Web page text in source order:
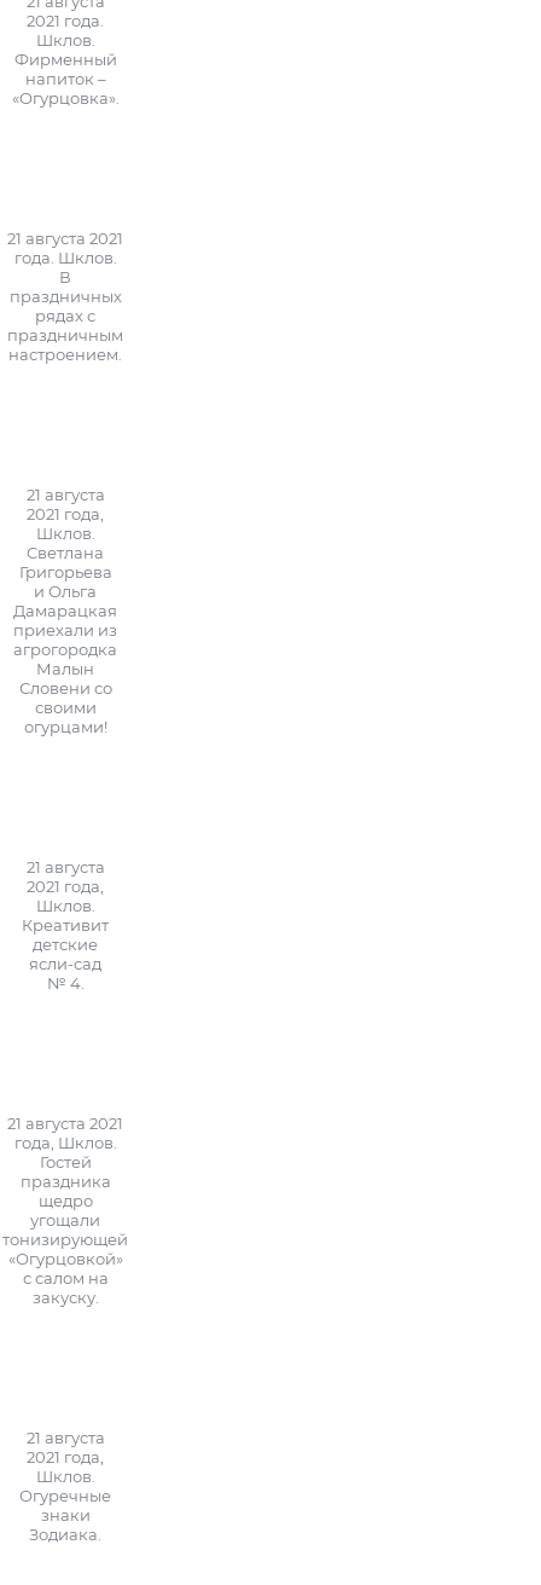
2021 года.
Шклов.
Фирменный
напиток –
«Огурцовка».
21 августа 2021
года. Шклов.
В
праздничных
рядах с
праздничным
настроением.
21 августа
2021 года,
Шклов.
Светлана
Григорьева
и Ольга
Дамарацкая
приехали из
агрогородка
Малын
Словени со
своими
огурцами!
21 августа
2021 года,
Шклов.
Креативит
детские
ясли-сад
№ 4.
21 августа 2021
года, Шклов.
Гостей
праздника
щедро
угощали
тонизирующей
«Огурцовкой»
с салом на
закуску.
21 августа
2021 года,
Шклов.
Огуречные
знаки
Зодиака.